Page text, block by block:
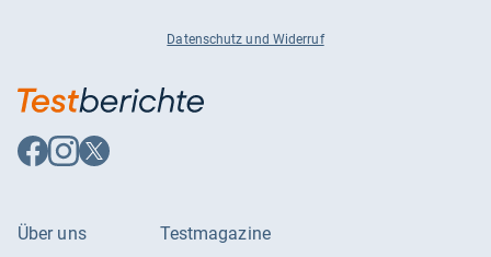
Datenschutz und Widerruf
Auf
Facebook
Auf
Instagram
Auf
X
Über uns
Testmagazine